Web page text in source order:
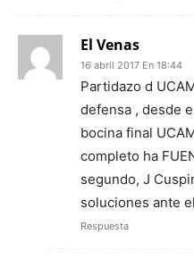
El Venas
16 abril 2017 En 18:44
Partidazo d
defensa , desde
bocina final
completo ha
segundo, J
soluciones ante
Respuesta